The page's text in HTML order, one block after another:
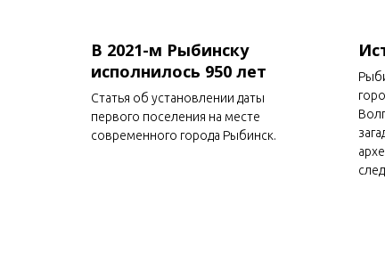
В 2021-м Рыбинску
исполнилось 950 лет
Статья об установлении даты
первого поселения на месте
современного города Рыбинск.